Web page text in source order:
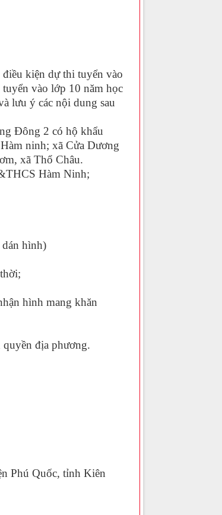
kiện dự thi tuyển vào
vào lớp 10 năm học
lưu ý các nội dung sau
Đông 2 có hộ khẩu
ninh; xã Cửa Dương
xã Thổ Châu.
Hàm Ninh;
hình)
hình mang khăn
địa phương.
Phú Quốc, tỉnh Kiên